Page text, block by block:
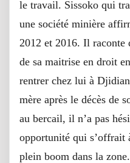
le travail. Sissoko qui
une société minière
2012 et 2016. Il raconte
de sa maitrise en droit
rentrer chez lui à
mère après le décès de
au bercail, il n’a pas
opportunité qui s’offrait
plein boom dans la